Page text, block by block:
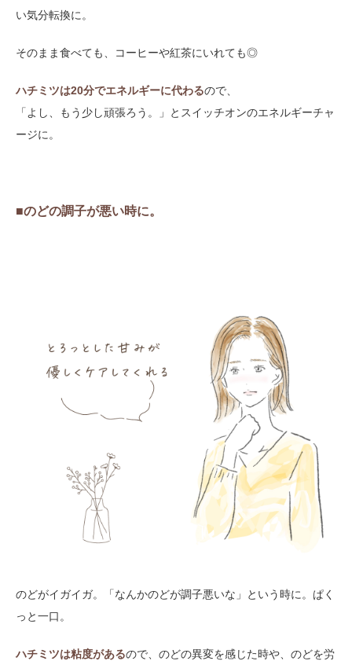
い気分転換に。
そのまま食べても、コーヒーや紅茶にいれても◎
ハチミツは20分でエネルギーに代わるので、
「よし、もう少し頑張ろう。」とスイッチオンのエネルギーチャ
ージに。
■のどの調子が悪い時に。
のどがイガイガ。「なんかのどが調子悪いな」という時に。ぱく
っと一口。
ハチミツは粘度があるので、のどの異変を感じた時や、のどを労